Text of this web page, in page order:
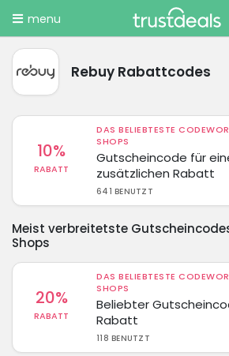
menu
Rebuy Rabattcodes
10%
RABATT
DAS BELIEBTESTE
SHOPS
Gutscheincode für
zusätzlichen Rabatt
641 BENUTZT
Meist verbreitetste
Shops
20%
RABATT
DAS BELIEBTESTE
SHOPS
Beliebter
Rabatt
118 BENUTZT